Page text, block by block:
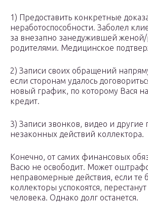
1) Предоставить конкретные
неработоспособности. Заболел
за внезапно занедужившей
родителями. Медицинское
2) Записи своих обращений
если сторонам удалось
новый график, по которому Вася
кредит.
3) Записи звонков, видео и другие
незаконных действий коллектора.
Конечно, от самих финансовых
Васю не освободит. Может
неправомерные действия, если те
коллекторы успокоятся,
человека. Однако долг останется.